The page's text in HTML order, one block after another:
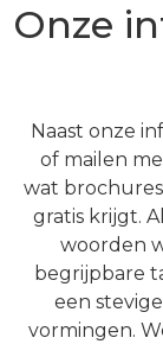
Onze
Naast onze
of mailen
wat
gratis krijgt. A
woorden
begrijpbare
een
vormingen.